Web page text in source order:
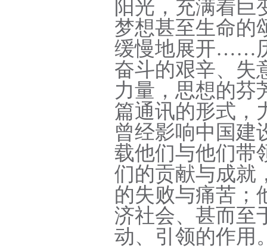
阳光，充满着巨
梦想甚至生命的
缓慢地展开……
奋斗的艰辛、失
力量，思想的芬
篇通讯的形式，
曾经影响中国建
载他们与他们带
们的贡献与成就
的失败与痛苦；
济社会、甚而至
动、引领的作用